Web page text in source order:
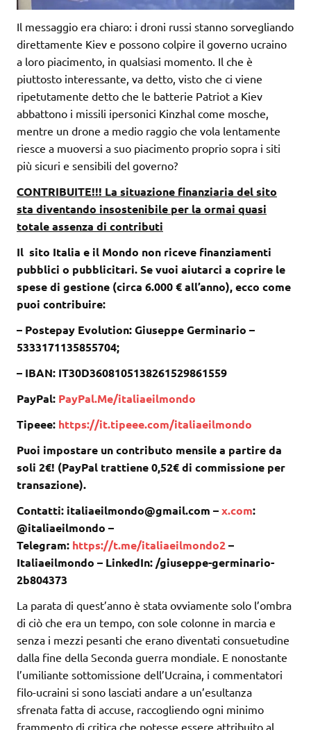
Il messaggio era chiaro: i droni russi stanno sorvegliando
direttamente Kiev e possono colpire il governo ucraino
a loro piacimento, in qualsiasi momento. Il che è
piuttosto interessante, va detto, visto che ci viene
ripetutamente detto che le batterie Patriot a Kiev
abbattono i missili ipersonici Kinzhal come mosche,
mentre un drone a medio raggio che vola lentamente
riesce a muoversi a suo piacimento proprio sopra i siti
più sicuri e sensibili del governo?
CONTRIBUITE!!! La situazione finanziaria del sito
sta diventando insostenibile per la ormai quasi
totale assenza di contributi
Il sito Italia e il Mondo non riceve finanziamenti
pubblici o pubblicitari. Se vuoi aiutarci a coprire le
spese di gestione (circa 6.000 € all’anno), ecco come
puoi contribuire:
– Postepay Evolution: Giuseppe Germinario –
5333171135855704;
– IBAN: IT30D3608105138261529861559
PayPal: PayPal.Me/italiaeilmondo
Tipeee: https://it.tipeee.com/italiaeilmondo
Puoi impostare un contributo mensile a partire da
soli 2€! (PayPal trattiene 0,52€ di commissione per
transazione).
Contatti: italiaeilmondo@gmail.com –x.com:
@italiaeilmondo –
Telegram: https://t.me/italiaeilmondo2–
Italiaeilmondo – LinkedIn: /giuseppe-germinario-
2b804373
La parata di quest’anno è stata ovviamente solo l’ombra
di ciò che era un tempo, con sole colonne in marcia e
senza i mezzi pesanti che erano diventati consuetudine
dalla fine della Seconda guerra mondiale. E nonostante
l’umiliante sottomissione dell’Ucraina, i commentatori
filo-ucraini si sono lasciati andare a un’esultanza
sfrenata fatta di accuse, raccogliendo ogni minimo
frammento di critica che potesse essere attribuito al